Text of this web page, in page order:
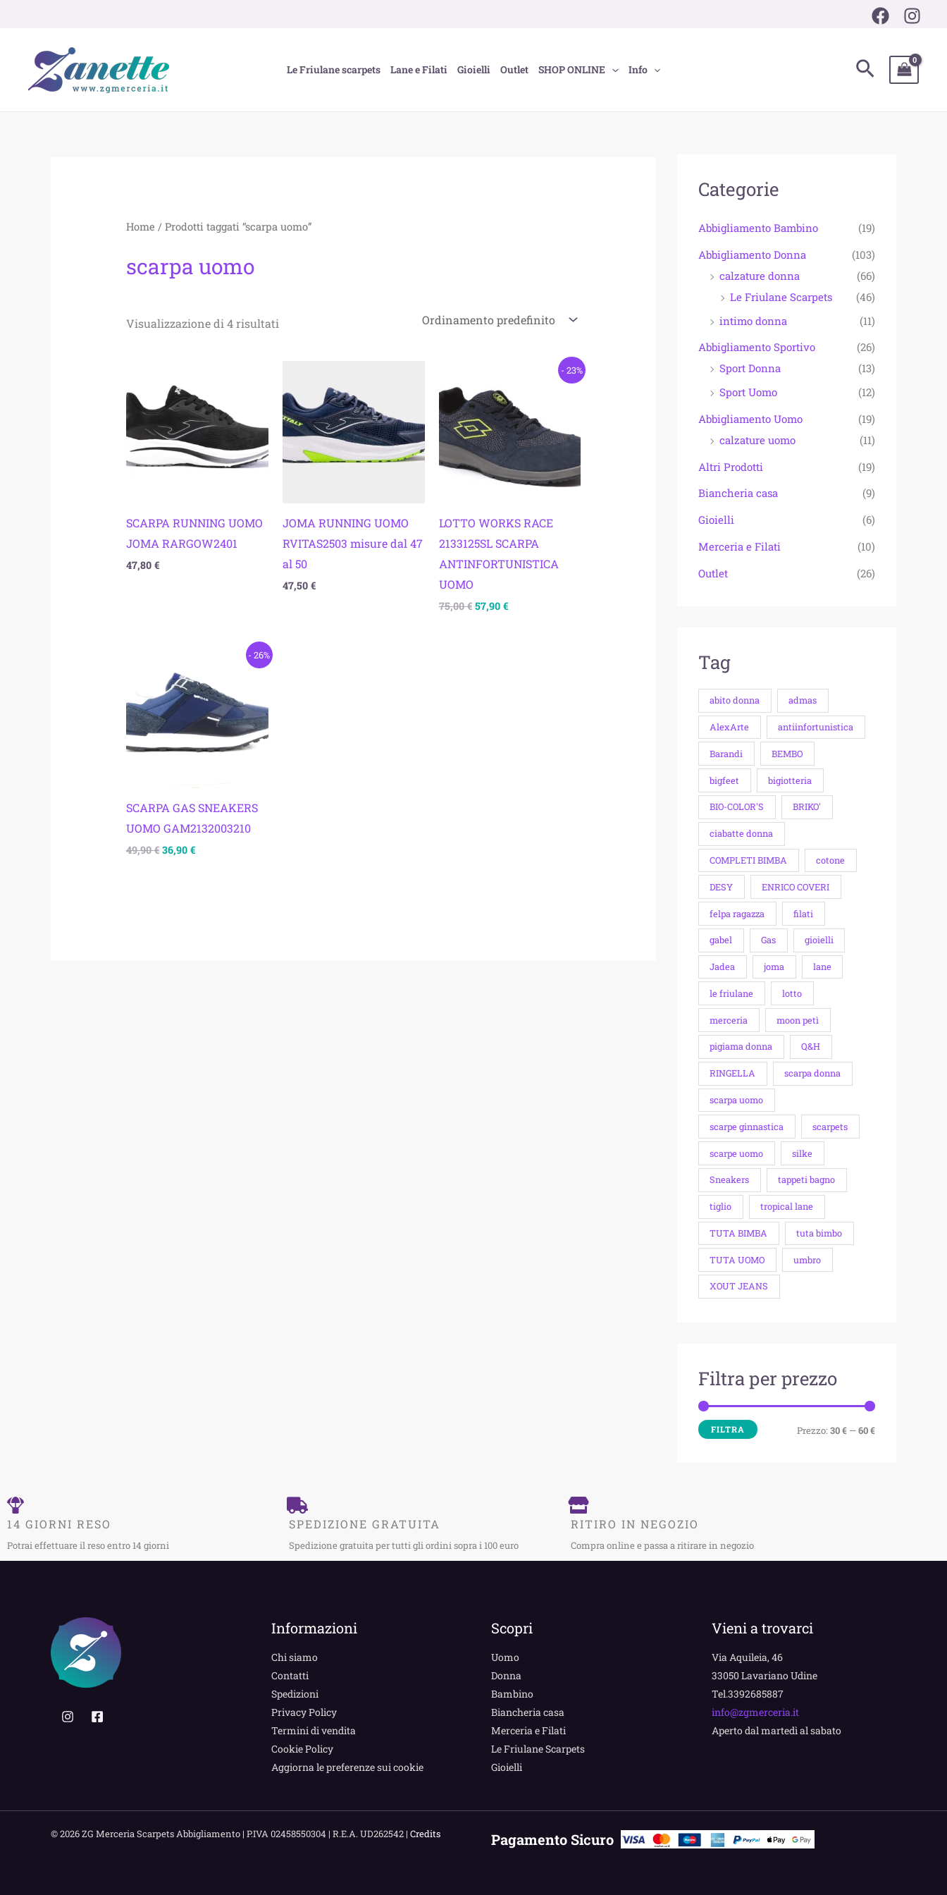
contenuto
Le Friulane scarpets Lane e Filati Gioielli Outlet SHOP ONLINE Info Cerca
Home / Prodotti taggati “scarpa uomo”
scarpa uomo
Visualizzazione di 4 risultati
SCARPA RUNNING UOMO
JOMA RARGOW2401
47,80 €
JOMA RUNNING UOMO
RVITAS2503 misure dal 47
al 50
47,50 €
- 23%
LOTTO WORKS RACE
2133125SL SCARPA
ANTINFORTUNISTICA
UOMO
75,00€
originale
era:
75,00 €.
57,90 €
è:
57,90 €.
- 26%
SCARPA GAS SNEAKERS
UOMO GAM2132003210
49,90€
originale
era:
49,90 €.
36,90 €
è:
36,90 €.
Categorie
Abbigliamento Bambino
(19)
Abbigliamento Donna
(103)
calzature donna
(66)
Le Friulane Scarpets
(46)
intimo donna
(11)
Abbigliamento Sportivo
(26)
Sport Donna
(13)
Sport Uomo
(12)
Abbigliamento Uomo
(19)
calzature uomo
(11)
Altri Prodotti
(19)
Biancheria casa
(9)
Gioielli
(6)
Merceria e Filati
(10)
Outlet
(26)
Tag
abito donna admas
AlexArte antiinfortunistica
Barandi BEMBO
bigfeet bigiotteria
BIO-COLOR'S BRIKO'
ciabatte donna
COMPLETI BIMBA cotone
DESY ENRICO COVERI
felpa ragazza filati
gabel Gas gioielli
Jadea joma lane
le friulane lotto
merceria moon petì
pigiama donna Q&H
RINGELLA scarpa donna
scarpa uomo
scarpe ginnastica scarpets
scarpe uomo silke
Sneakers tappeti bagno
tiglio tropical lane
TUTA BIMBA tuta bimbo
TUTA UOMO umbro
XOUT JEANS
Filtra per prezzo
P
P
FILTRA Prezzo:30 € —60 €
14 GIORNI RESO
Potrai effettuare il reso entro 14 giorni
SPEDIZIONE GRATUITA
Spedizione gratuita per tutti gli ordini sopra i 100 euro
RITIRO IN NEGOZIO
Compra online e passa a ritirare in negozio
Informazioni
Chi siamo
Contatti
Spedizioni
Privacy Policy
Termini di vendita
Cookie Policy
Aggiorna le preferenze sui cookie
Scopri
Uomo
Donna
Bambino
Biancheria casa
Merceria e Filati
Le Friulane Scarpets
Gioielli
Vieni a trovarci
Via Aquileia, 46
33050 Lavariano Udine
Tel.3392685887
info@zgmerceria.it
Aperto dal martedì al sabato
© 2026 ZG Merceria Scarpets Abbigliamento | P.IVA 02458550304 | R.E.A. UD262542 | Credits Pagamento Sicuro